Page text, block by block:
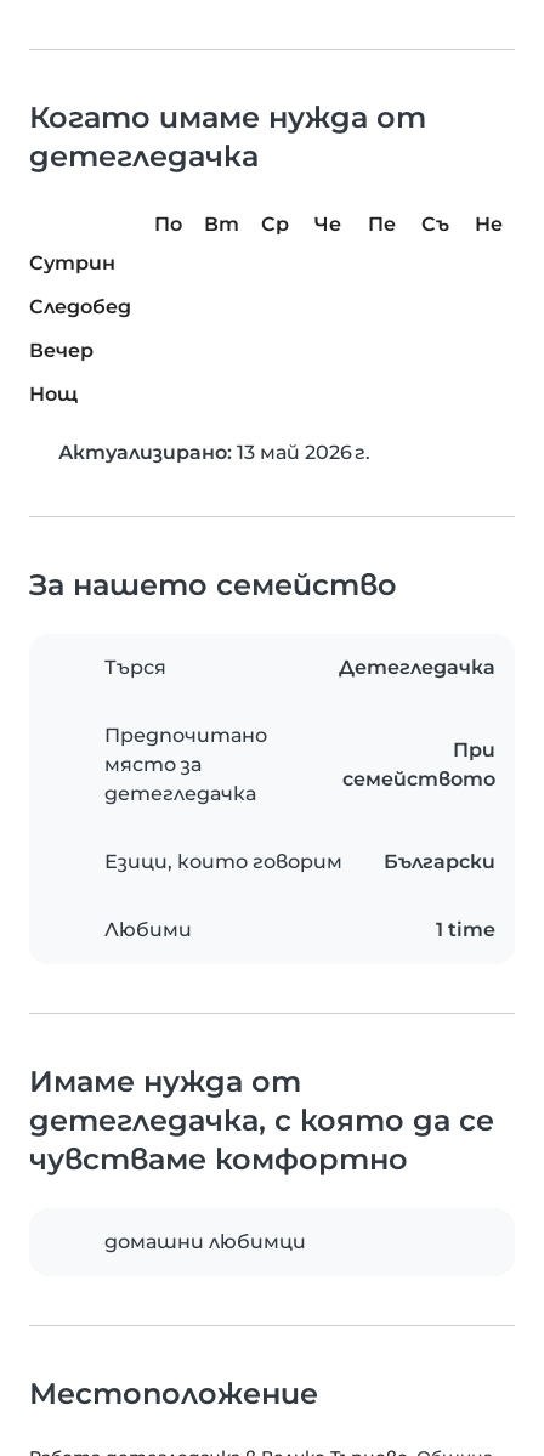
Когато имаме нужда от
детегледачка
По Вт Ср Че Пе Съ
Не
Сутрин
Следобед
Вечер
Нощ
Актуализирано: 13 май 2026 г.
За нашето семейство
Търся Детегледачка
Предпочитано
място за
детегледачка
При
семейството
Езици, които говорим Български
Любими 1 time
Имаме нужда от
детегледачка, с която да се
чувстваме комфортно
домашни любимци
Местоположение